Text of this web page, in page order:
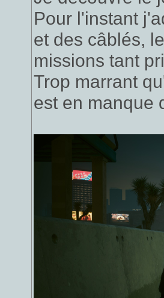
Pour l'instant
et des câblés,
missions tant
Trop marrant
est en manque